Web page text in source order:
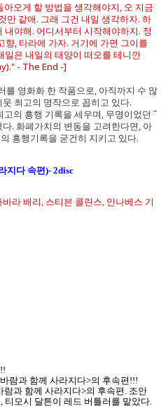
오게 할 방법을 생각해야지, 오 지금
만 같애. 그래 그건 내일 생각하자. 하
야해. 어디서부터 시작해야하지. 정
향, 타라에 가자. 거기에 가면 그이를
일은 내일의 태양이 떠오를 테니깐
- The End -]
를 영화화 한 작품으로, 아직까지 수 많
최고의 명작으로 꼽히고 있다.
의 흥행 기록을 세우며, 무명이었던 ˝
. 화폐가치의 변동을 고려한다면, 아
흥행기록을 굳건히 지키고 있다.
지다 속편)- 2disc
라 배리, 스티븐 콜린스, 안나베스 기
람과 함께 사라지다>의 후속편!!!
과 함께 사라지다>의 후속편. 조안
티모시 달튼이 레드 버틀러를 맡았다.